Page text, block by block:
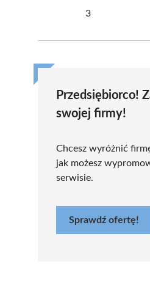
3
Przedsiębiorco!
swojej firmy!
Chcesz wyróżnić
jak możesz
serwisie.
Sprawdź ofertę!